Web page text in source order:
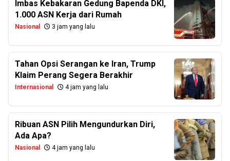
Imbas Kebakaran Gedung Bapenda DKI,
1.000 ASN Kerja dari Rumah
Nasional 3 jam yang lalu
Tahan Opsi Serangan ke Iran, Trump
Klaim Perang Segera Berakhir
Internasional 4 jam yang lalu
Ribuan ASN Pilih Mengundurkan Diri,
Ada Apa?
Nasional 4 jam yang lalu